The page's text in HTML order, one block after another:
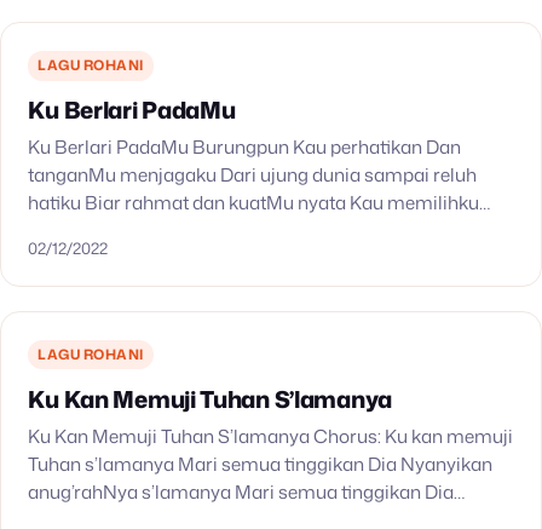
LAGU ROHANI
Ku Berlari PadaMu
Ku Berlari PadaMu Burungpun Kau perhatikan Dan
tanganMu menjagaku Dari ujung dunia sampai reluh
hatiku Biar rahmat dan kuatMu nyata Kau memilihku
saksiMu P’nuh kasih…
02/12/2022
LAGU ROHANI
Ku Kan Memuji Tuhan S’lamanya
Ku Kan Memuji Tuhan S’lamanya Chorus: Ku kan memuji
Tuhan s’lamanya Mari semua tinggikan Dia Nyanyikan
anug’rahNya s’lamanya Mari semua tinggikan Dia